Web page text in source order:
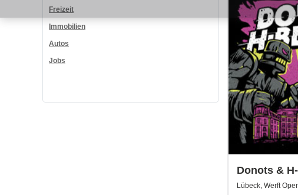
Freizeit
Immobilien
Autos
Jobs
Donots &
Airs 2026
Lübeck, Werft